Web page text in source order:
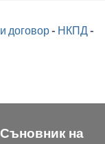
договор- НКПД-
Съновник на